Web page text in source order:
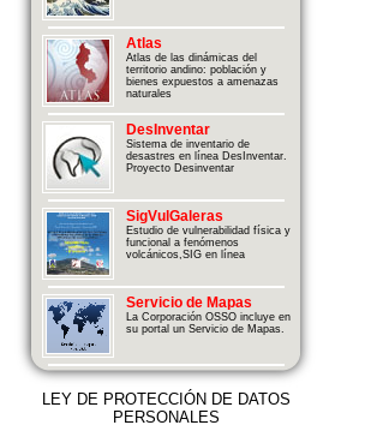
Atlas
Atlas de las dinámicas del
territorio andino: población y
bienes expuestos a amenazas
naturales
DesInventar
Sistema de inventario de
desastres en línea DesInventar.
Proyecto Desinventar
SigVulGaleras
Estudio de vulnerabilidad física y
funcional a fenómenos
volcánicos,SIG en línea
Servicio de Mapas
La Corporación OSSO incluye en
su portal un Servicio de Mapas.
LEY DE PROTECCIÓN DE DATOS
PERSONALES